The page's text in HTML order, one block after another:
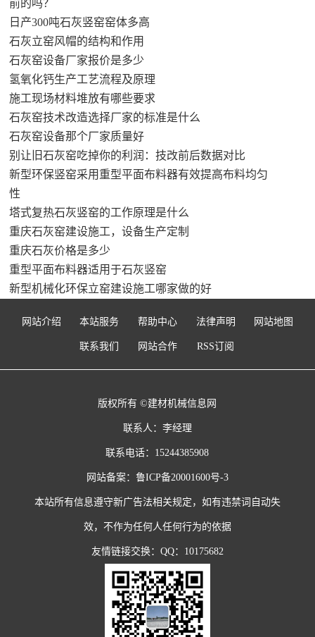
前的吗？
日产300吨石灰竖窑窑体多高
石灰立窑风帽的结构和作用
石灰窑设备厂家报价是多少
氢氧化钙生产工艺流程及原理
施工现场材料堆放有哪些要求
石灰窑技术改造选择厂家的标准是什么
石灰窑设备那个厂家质量好
别让旧石灰窑吃掉你的利润：技改前后数据对比
新型环保竖窑采用重型平面布料器有效提高布料均匀
性
塔式复热石灰竖窑的工作原理是什么
重庆石灰窑建设施工，设备生产定制
重庆石灰价格是多少
重型平面布料器适用于石灰竖窑
新型机械化环保立窑建设施工哪家做的好
网站介绍 本站服务 帮助中心 法律声明 网站地图
联系我们 网站合作 RSS订阅
版权所有 ©建材机械信息网
联系人：李经理
联系电话：15244385908
网站备案： 鲁ICP备20001600号-3
本站所有信息遵守新广告法相关规定，如有违禁词自动失
效，不作为任何人任何行为的依据
友情链接交换：QQ：10175682